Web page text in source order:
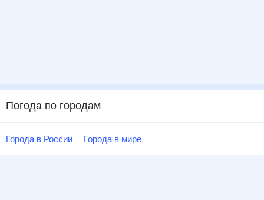
Погода по городам
Города в России Города в мире